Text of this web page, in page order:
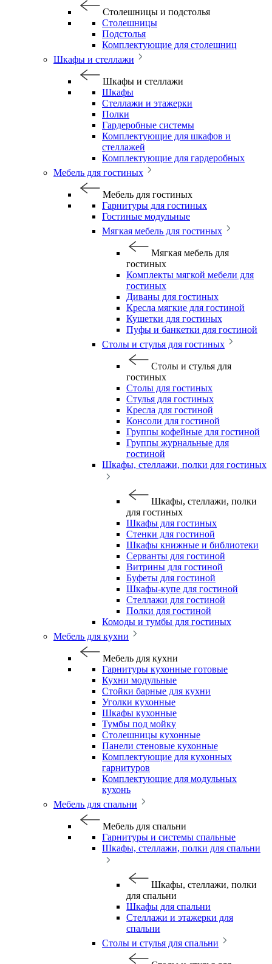
Столешницы и подстолья
Столешницы
Подстолья
Комплектующие для столешниц
Шкафы и стеллажи
Шкафы и стеллажи
Шкафы
Стеллажи и этажерки
Полки
Гардеробные системы
Комплектующие для шкафов и
стеллажей
Комплектующие для гардеробных
Мебель для гостиных
Мебель для гостиных
Гарнитуры для гостиных
Гостиные модульные
Мягкая мебель для гостиных
Мягкая мебель для
гостиных
Комплекты мягкой мебели для
гостиных
Диваны для гостиных
Кресла мягкие для гостиной
Кушетки для гостиных
Пуфы и банкетки для гостиной
Столы и стулья для гостиных
Столы и стулья для
гостиных
Столы для гостиных
Стулья для гостиных
Кресла для гостиной
Консоли для гостиной
Группы кофейные для гостиной
Группы журнальные для
гостиной
Шкафы, стеллажи, полки для гостиных
Шкафы, стеллажи, полки
для гостиных
Шкафы для гостиных
Стенки для гостиной
Шкафы книжные и библиотеки
Серванты для гостиной
Витрины для гостиной
Буфеты для гостиной
Шкафы-купе для гостиной
Стеллажи для гостиной
Полки для гостиной
Комоды и тумбы для гостиных
Мебель для кухни
Мебель для кухни
Гарнитуры кухонные готовые
Кухни модульные
Стойки барные для кухни
Уголки кухонные
Шкафы кухонные
Тумбы под мойку
Столешницы кухонные
Панели стеновые кухонные
Комплектующие для кухонных
гарнитуров
Комплектующие для модульных
кухонь
Мебель для спальни
Мебель для спальни
Гарнитуры и системы спальные
Шкафы, стеллажи, полки для спальни
Шкафы, стеллажи, полки
для спальни
Шкафы для спальни
Стеллажи и этажерки для
спальни
Столы и стулья для спальни